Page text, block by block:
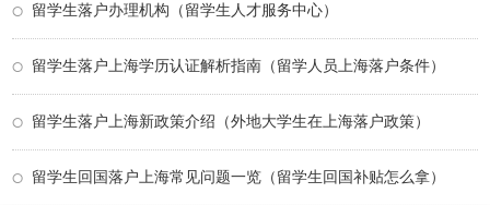
留学生落户办理机构（留学生人才服务中心）
留学生落户上海学历认证解析指南（留学人员上海落户条件）
留学生落户上海新政策介绍（外地大学生在上海落户政策）
留学生回国落户上海常见问题一览（留学生回国补贴怎么拿）